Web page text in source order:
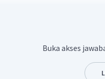
* Dialisis: Proses
besar (misal, protein)
membran semipermeabel.
* Elektroforesis: Proses
Buka akses